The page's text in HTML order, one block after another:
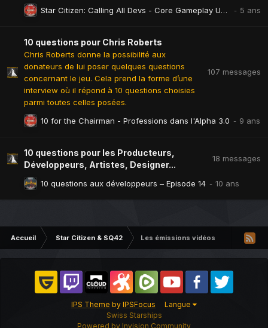
Star Citizen: Calling All Devs - Core Gameplay Update
10 questions pour Chris Roberts
Chris Roberts donne la possibilité aux
donateurs de lui poser quelques questions
concernant le jeu. Cela prend la forme d’une
interview où il répond à 10 questions choisies
parmi toutes celles posées.
107 messages
10 for the Chairman - Professions dans l'Alpha 3.0
10 questions pour les Producteurs,
Développeurs, Artistes, Designer...
18 messages
10 questions aux développeurs – Episode 14
Accueil Star Citizen & SQ42 Les émissions vidéos
IPS Theme by IPSFocus
Langue
Swiss Starships
Powered by Invision Community